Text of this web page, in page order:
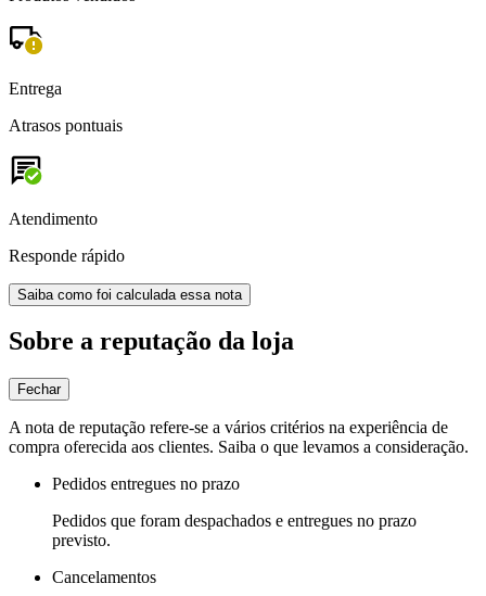
Entrega
Atrasos pontuais
Atendimento
Responde rápido
Saiba como foi calculada essa nota
Sobre a reputação da loja
Fechar
A nota de reputação refere-se a vários critérios na experiência de
compra oferecida aos clientes. Saiba o que levamos a consideração.
Pedidos entregues no prazo
Pedidos que foram despachados e entregues no prazo
previsto.
Cancelamentos